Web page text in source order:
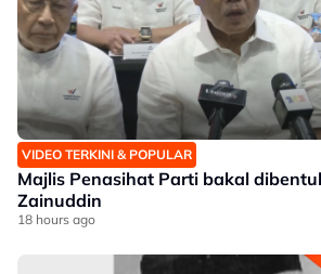
VIDEO TERKINI & POPULAR
Majlis Penasihat Parti bakal
Zainuddin
18 hours ago